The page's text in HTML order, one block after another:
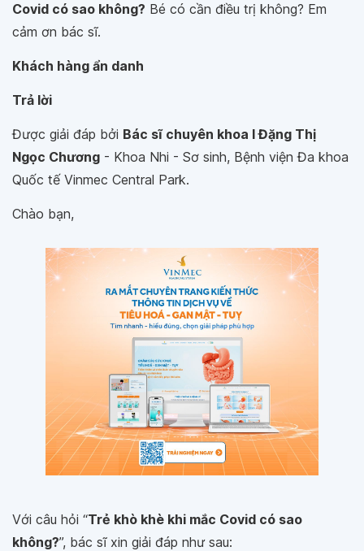
Covid có sao không? Bé có cần điều trị không? Em
cảm ơn bác sĩ.
Khách hàng ẩn danh
Trả lời
Được giải đáp bởi Bác sĩ chuyên khoa I Đặng Thị
Ngọc Chương - Khoa Nhi - Sơ sinh, Bệnh viện Đa khoa
Quốc tế Vinmec Central Park.
Chào bạn,
Với câu hỏi “Trẻ khò khè khi mắc Covid có sao
không?”, bác sĩ xin giải đáp như sau: